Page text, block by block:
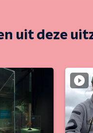
uit deze